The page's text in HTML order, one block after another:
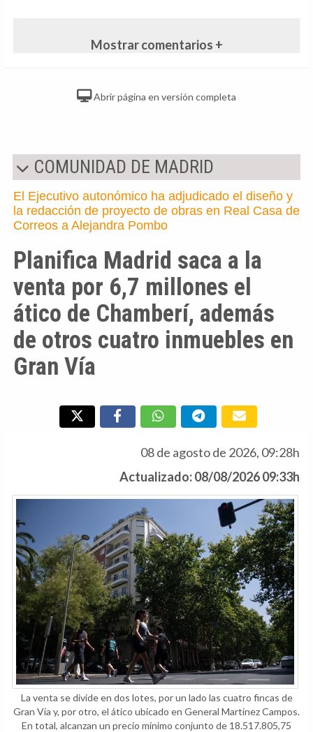
Mostrar comentarios +
Abrir página en versión completa
COMUNIDAD DE MADRID
El Ejecutivo autonómico ha adjudicado el diseño y
la redacción de proyecto de obras en Real Casa de
Correos a Alejandra Pombo
Planifica Madrid saca a la
venta por 6,7 millones el
ático de Chamberí, además
de otros cuatro inmuebles en
Gran Vía
08 de agosto de 2026, 09:28h
Actualizado: 08/08/2026 09:33h
La venta se divide en dos lotes, por un lado las cuatro fincas de
Gran Vía y, por otro, el ático ubicado en General Martínez Campos.
En total, alcanzan un precio mínimo conjunto de 18.517.805,75